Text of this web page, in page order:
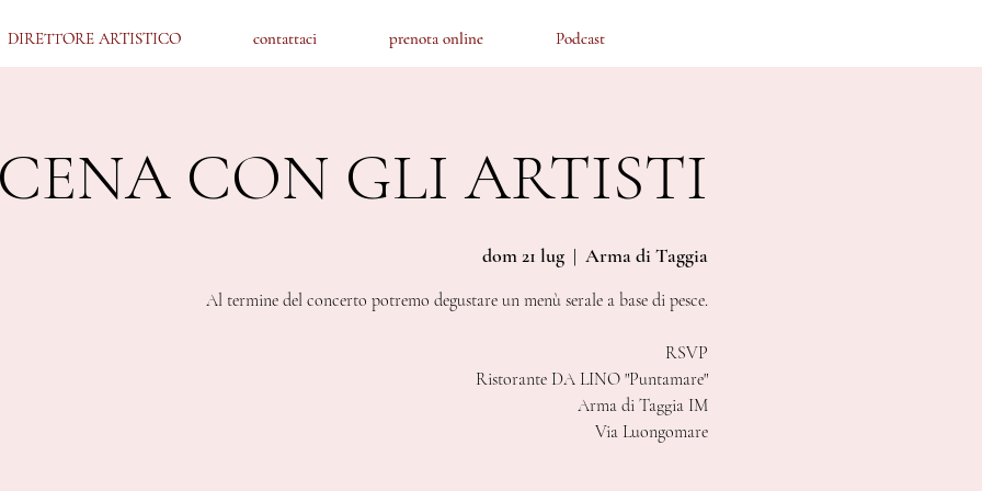
DIRETTORE ARTISTICO contattaci prenota online Podcast
DIRETTORE ARTISTICO contattaci prenota online Podcast
CENA CON GLI ARTISTI
dom 21 lug
  |
Arma di Taggia
Al termine del concerto potremo degustare un menù serale a base di pesce.
RSVP
Ristorante DA LINO "Puntamare"
Arma di Taggia IM
Via Luongomare